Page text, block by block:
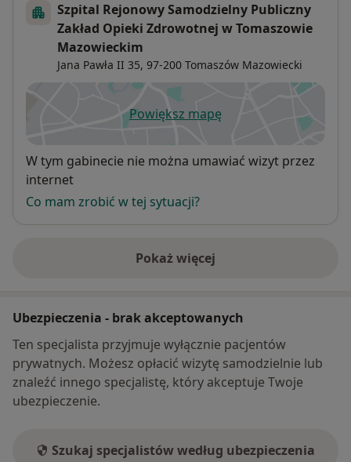
Szpital Rejonowy Samodzielny Publiczny
Zakład Opieki Zdrowotnej w Tomaszowie
Mazowieckim
Jana Pawła II 35, 97-200 Tomaszów Mazowiecki
Powiększ mapęotwiera się w nowej karcie
Dostępność
W tym gabinecie nie można umawiać wizyt przez
internet
Co mam zrobić w tej sytuacji?
Pokaż więcej
o adresie
Ubezpieczenia - brak akceptowanych
Ten specjalista przyjmuje wyłącznie pacjentów
prywatnych. Możesz opłacić wizytę samodzielnie lub
znaleźć innego specjalistę, który akceptuje Twoje
ubezpieczenie.
Szukaj specjalistów według ubezpieczenia